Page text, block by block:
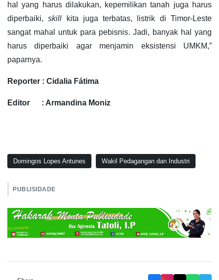
hal yang harus dilakukan, kepemilikan tanah juga harus
diperbaiki,skill kita juga terbatas, listrik di Timor-Leste
sangat mahal untuk para pebisnis. Jadi, banyak hal yang
harus diperbaiki agar menjamin eksistensi UMKM,”
paparnya.
Reporter : Cidalia Fátima
Editor : Armandina Moniz
Domingos Lopes Antunes Wakil Pedagangan dan Industri
PUBLISIDADE